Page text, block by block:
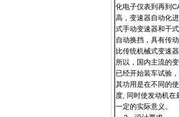
化电子仪表到再到
高，变速器自动化
式手动变速器和干
自动换挡，具有传
比传统机械式变速
所以，国内主流的
已经开始装车试验
其功用是在不同的
度, 同时使发动机
一定的实际意义。